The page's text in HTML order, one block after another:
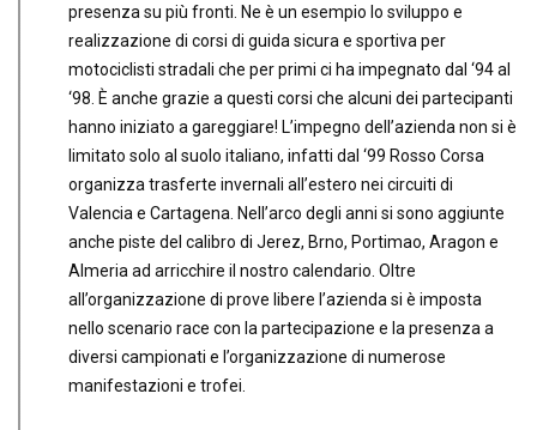
presenza su più fronti. Ne è un esempio lo sviluppo e
realizzazione di corsi di guida sicura e sportiva per
motociclisti stradali che per primi ci ha impegnato dal ‘94 al
‘98. È anche grazie a questi corsi che alcuni dei partecipanti
hanno iniziato a gareggiare! L’impegno dell’azienda non si è
limitato solo al suolo italiano, infatti dal ‘99 Rosso Corsa
organizza trasferte invernali all’estero nei circuiti di
Valencia e Cartagena. Nell’arco degli anni si sono aggiunte
anche piste del calibro di Jerez, Brno, Portimao, Aragon e
Almeria ad arricchire il nostro calendario. Oltre
all’organizzazione di prove libere l’azienda si è imposta
nello scenario race con la partecipazione e la presenza a
diversi campionati e l’organizzazione di numerose
manifestazioni e trofei.